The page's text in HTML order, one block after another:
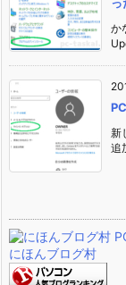
か
新
追
にほんブログ村